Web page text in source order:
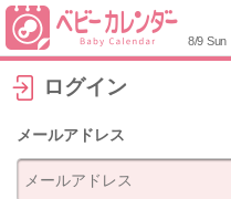
8/9 Sun
ログイン
メールアドレス